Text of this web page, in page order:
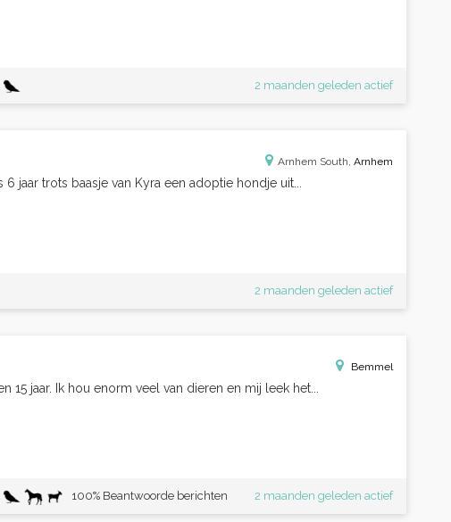
2 maanden geleden actief
Arnhem South, Arnhem
jaar trots baasje van Kyra een adoptie hondje uit...
2 maanden geleden actief
Bemmel
15 jaar. Ik hou enorm veel van dieren en mij leek het...
2 maanden geleden actief
100% Beantwoorde berichten